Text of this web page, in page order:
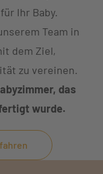
Ihr Baby.
Team in
dem Ziel,
zu vereinen.
das
wurde.